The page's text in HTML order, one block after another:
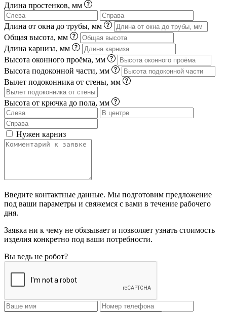
Длина простенков, мм
Длина от окна до трубы, мм
Общая высота, мм
Длина карниза, мм
Высота оконного проёма, мм
Высота подоконной части, мм
Вылет подоконника от стены, мм
Высота от крючка до пола, мм
Нужен карниз
Введите контактные данные. Мы подготовим предложение
под ваши параметры и свяжемся с вами в течение рабочего
дня.
Заявка ни к чему не обязывает и позволяет узнать стоимость
изделия конкретно под ваши потребности.
Вы ведь не робот?